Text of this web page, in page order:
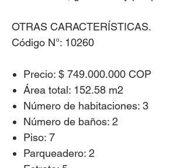
OTRAS CARACTERÍSTICAS.
Código N°: 10260
Precio: $ 749.000.000 COP
Área total: 152.58 m2
Número de habitaciones: 3
Número de baños: 2
Piso: 7
Parqueadero: 2